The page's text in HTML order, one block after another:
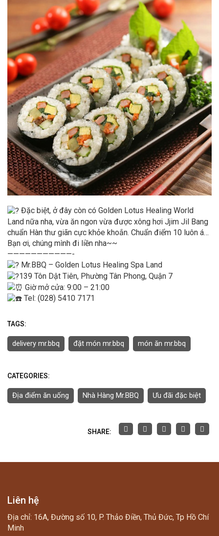
Đặc biệt, ở đây còn có Golden Lotus Healing World
Land nữa nha, vừa ăn ngon vừa được xông hơi Jjim Jil Bang
chuẩn Hàn thư giãn cực khỏe khoắn. Chuẩn điểm 10 luôn á…
Bạn ơi, chúng mình đi liền nha~~
———————————-
Mr.BBQ – Golden Lotus Healing Spa Land
139 Tôn Dật Tiên, Phường Tân Phong, Quận 7
Giờ mở cửa: 9:00 – 21:00
Tel: (028) 5410 7171
TAGS:
delivery mr.bbq đặt món mr.bbq món ăn mr.bbq
CATEGORIES:
Địa điểm ăn uống Nhà Hàng Mr.BBQ Ưu đãi đặc biệt
SHARE:
Liên hệ
Địa chỉ: 16A, Đường số 10, P. Thảo Điền, Thủ Đức, Tp Hồ Chí
Minh